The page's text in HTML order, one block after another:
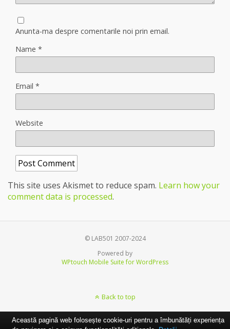
Anunta-ma despre comentarile noi prin email.
Name *
Email *
Website
This site uses Akismet to reduce spam. Learn how your
comment data is processed.
© LAB501 2007-2024
Powered by
WPtouch Mobile Suite for WordPress
Back to top
Această pagină web folosește cookie-uri pentru a îmbunătăți experiența